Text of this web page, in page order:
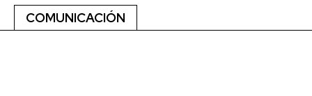
COMUNICACIÓN